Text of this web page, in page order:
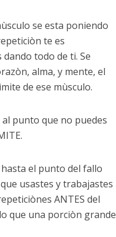
se esta poniendo
te es
todo de ti. Se
alma, y mente, el
de ese mùsculo.
al punto que no puedes
el punto del fallo
usastes y trabajastes
ANTES del
que una porciòn grande